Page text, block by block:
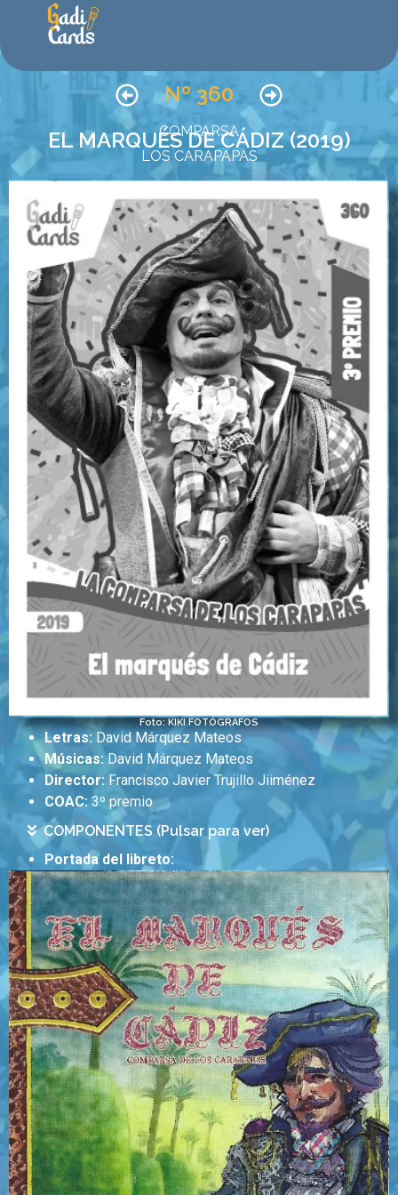
Nº 360
COMPARSA
EL MARQUÉS DE CÁDIZ (2019)
LOS CARAPAPAS
Foto: KIKI FOTÓGRAFOS
Letras: David Márquez Mateos
Músicas:David Márquez Mateos
Director: Francisco Javier Trujillo Jiiménez
COAC:3º premio
COMPONENTES (Pulsar para ver)
Portada del libreto: